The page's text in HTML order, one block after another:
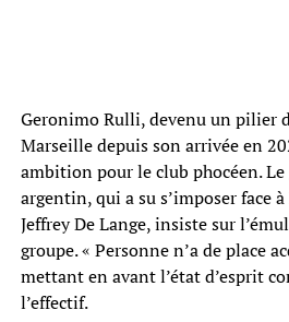
Geronimo Rulli, devenu un pilier
Marseille depuis son arrivée en
ambition pour le club phocéen.
argentin, qui a su s’imposer face
Jeffrey De Lange, insiste sur
groupe. « Personne n’a de place
mettant en avant l’état d’esprit
l’effectif.